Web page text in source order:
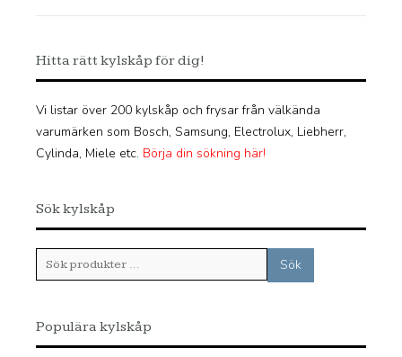
Hitta rätt kylskåp för dig!
Vi listar över 200 kylskåp och frysar från välkända
varumärken som Bosch, Samsung, Electrolux, Liebherr,
Cylinda, Miele etc. Börja din sökning här!
Sök kylskåp
Sök
efter:
Sök
Populära kylskåp